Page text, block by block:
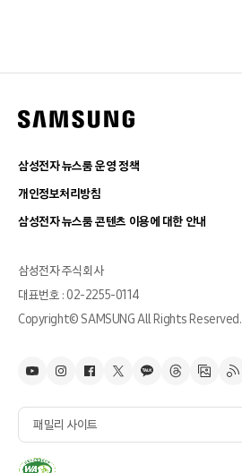
삼성전자 뉴스룸 운영 정책
개인정보처리방침
삼성전자 뉴스룸 콘텐츠 이용에 대한 안내
삼성전자 주식회사
대표번호 : 02-2255-0114
Copyright© SAMSUNG All Rights Reserved.
패밀리 사이트